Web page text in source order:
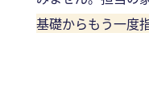
基礎からもう一度